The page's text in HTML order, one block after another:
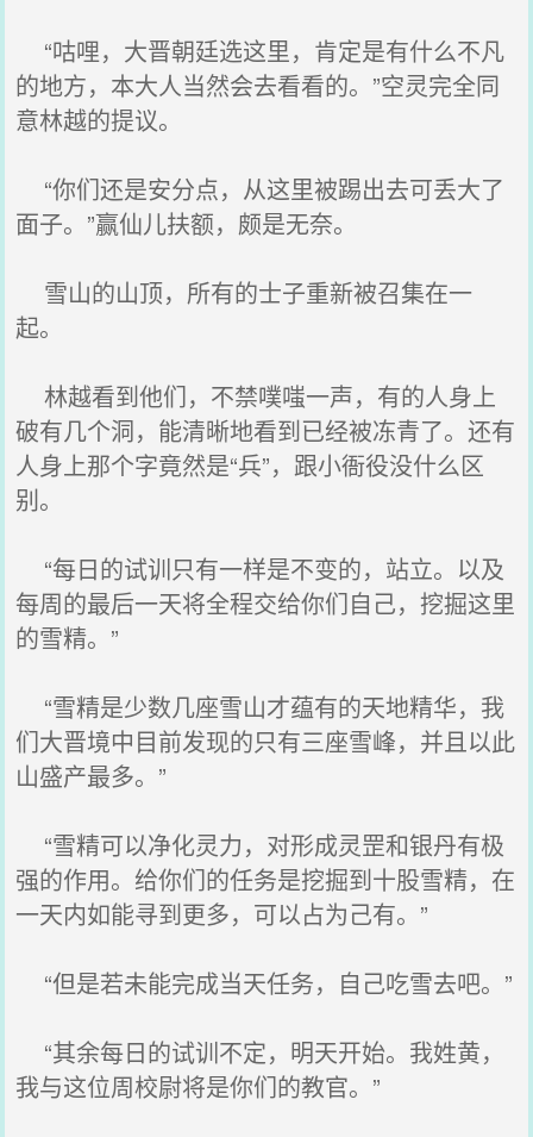
“咕哩，大晋朝廷选这里，肯定是有什么不凡
的地方，本大人当然会去看看的。”空灵完全同
意林越的提议。
“你们还是安分点，从这里被踢出去可丢大了
面子。”赢仙儿扶额，颇是无奈。
雪山的山顶，所有的士子重新被召集在一
起。
林越看到他们，不禁噗嗤一声，有的人身上
破有几个洞，能清晰地看到已经被冻青了。还有
人身上那个字竟然是“兵”，跟小衙役没什么区
别。
“每日的试训只有一样是不变的，站立。以及
每周的最后一天将全程交给你们自己，挖掘这里
的雪精。”
“雪精是少数几座雪山才蕴有的天地精华，我
们大晋境中目前发现的只有三座雪峰，并且以此
山盛产最多。”
“雪精可以净化灵力，对形成灵罡和银丹有极
强的作用。给你们的任务是挖掘到十股雪精，在
一天内如能寻到更多，可以占为己有。”
“但是若未能完成当天任务，自己吃雪去吧。”
“其余每日的试训不定，明天开始。我姓黄，
我与这位周校尉将是你们的教官。”